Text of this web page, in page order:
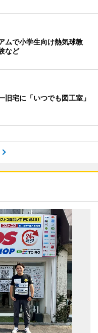
ムで小学生向け熱気球教
など
旧宅に「いつでも図工室」